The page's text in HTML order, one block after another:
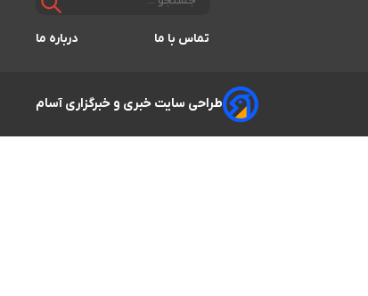
تماس با ما درباره ما
طراحی سایت خبری و خبرگزاری آسام